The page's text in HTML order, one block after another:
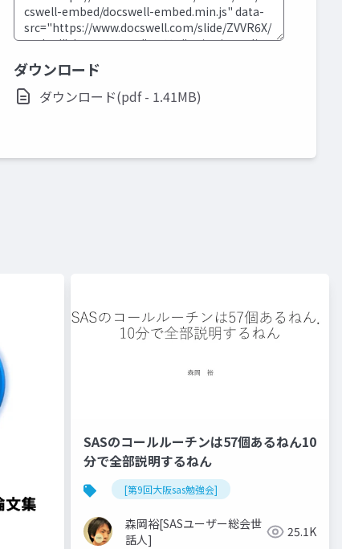
ダウンロード
ダウンロード(pdf - 1.41MB)
SASのコールルーチンは57個あるねん10
分で全部説明するねん
[第9回大阪sas勉強会]
森岡裕[SASユーザー総会世
話人]
25.1K